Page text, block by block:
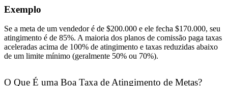
Exemplo
Se a meta de um vendedor é de $200.000 e ele fecha $170.000, seu
atingimento é de 85%. A maioria dos planos de comissão paga taxas
aceleradas acima de 100% de atingimento e taxas reduzidas abaixo
de um limite mínimo (geralmente 50% ou 70%).
O Que É uma Boa Taxa de Atingimento de Metas?